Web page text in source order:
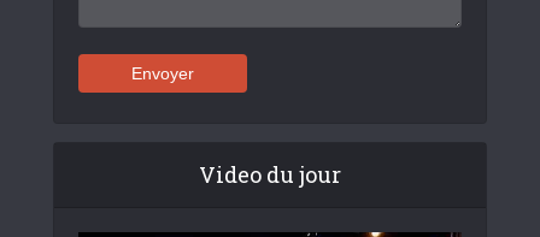
Video du jour